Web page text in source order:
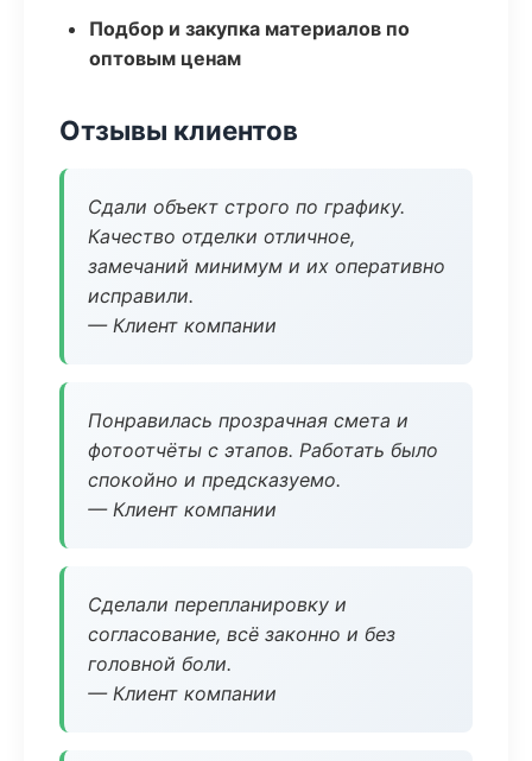
Подбор и закупка материалов по
оптовым ценам
Отзывы клиентов
Сдали объект строго по графику.
Качество отделки отличное,
замечаний минимум и их оперативно
исправили.
— Клиент компании
Понравилась прозрачная смета и
фотоотчёты с этапов. Работать было
спокойно и предсказуемо.
— Клиент компании
Сделали перепланировку и
согласование, всё законно и без
головной боли.
— Клиент компании